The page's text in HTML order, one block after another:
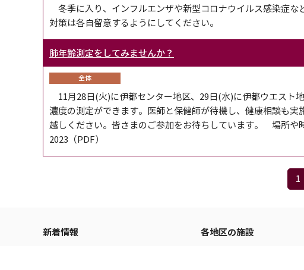
冬季に入り、インフルエンザや新型コロナウイルス感染症
対策は各自留意するようにしてください。
肺年齢測定をしてみませんか？
全体
11月28日(火)に伊都センター地区、29日(水)に伊都ウエス
濃度の測定ができます。医師と保健師が待機し、健康相談も
越しください。皆さまのご参加をお待ちしています。 場所や
2023（PDF）
1
新着情報 各地区の施設